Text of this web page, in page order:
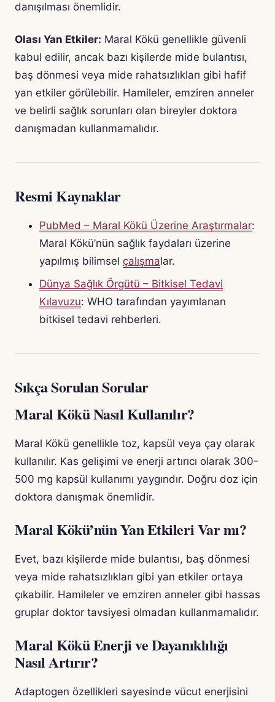
danışılması önemlidir.
Olası Yan Etkiler: Maral Kökü genellikle güvenli
kabul edilir, ancak bazı kişilerde mide bulantısı,
baş dönmesi veya mide rahatsızlıkları gibi hafif
yan etkiler görülebilir. Hamileler, emziren anneler
ve belirli sağlık sorunları olan bireyler doktora
danışmadan kullanmamalıdır.
Resmi Kaynaklar
PubMed – Maral Kökü Üzerine Araştırmalar:
Maral Kökü’nün sağlık faydaları üzerine
yapılmış bilimsel çalışmalar.
Dünya Sağlık Örgütü – Bitkisel Tedavi
Kılavuzu: WHO tarafından yayımlanan
bitkisel tedavi rehberleri.
Sıkça Sorulan Sorular
Maral Kökü Nasıl Kullanılır?
Maral Kökü genellikle toz, kapsül veya çay olarak
kullanılır. Kas gelişimi ve enerji artırıcı olarak 300-
500 mg kapsül kullanımı yaygındır. Doğru doz için
doktora danışmak önemlidir.
Maral Kökü’nün Yan Etkileri Var mı?
Evet, bazı kişilerde mide bulantısı, baş dönmesi
veya mide rahatsızlıkları gibi yan etkiler ortaya
çıkabilir. Hamileler ve emziren anneler gibi hassas
gruplar doktor tavsiyesi olmadan kullanmamalıdır.
Maral Kökü Enerji ve Dayanıklılığı
Nasıl Artırır?
Adaptogen özellikleri sayesinde vücut enerjisini